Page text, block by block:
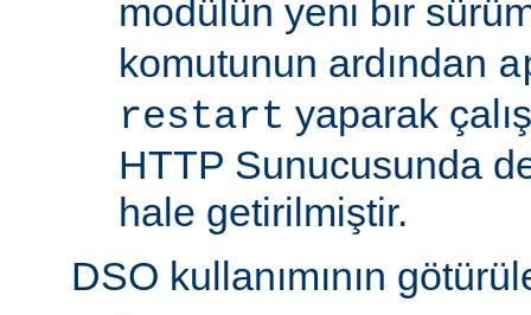
modülün yeni bir
komutunun ardından
restart yaparak
HTTP Sunucusunda
hale getirilmiştir.
DSO kullanımının